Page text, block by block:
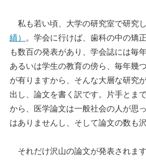
私も若い頃、大学の研究室で研究
績）
。学会に行けば、歯科の中の矯
も数百の発表があり、学会誌には毎
あるいは学生の教育の傍ら、毎年幾
が有りますから、そんな大層な研究
出し、論文を書く訳です。片手とま
から、医学論文は一般社会の人が思
はありませんし、そして論文の数も
それだけ沢山の論文が発表されま